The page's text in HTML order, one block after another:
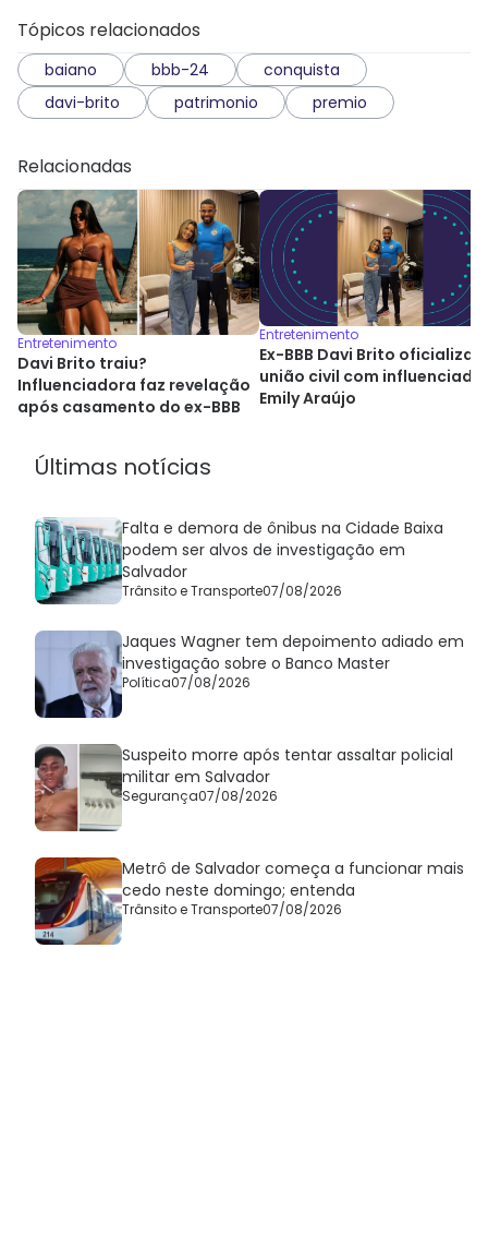
Tópicos relacionados
baiano bbb-24
conquista
davi-brito
patrimonio premio
Relacionadas
Entretenimento
Davi Brito traiu?
Influenciadora faz revelação
após casamento do ex-BBB
Entretenimento
Ex-BBB Davi Brito oficializa
união civil com
Emily Araújo
Últimas notícias
Falta e demora de ônibus na Cidade Baixa
podem ser alvos de investigação em
Salvador
Trânsito e Transporte07/08/2026
Jaques Wagner tem depoimento adiado em
investigação sobre o Banco Master
Política07/08/2026
Suspeito morre após tentar assaltar policial
militar em Salvador
Segurança07/08/2026
Metrô de Salvador começa a funcionar mais
cedo neste domingo; entenda
Trânsito e Transporte07/08/2026